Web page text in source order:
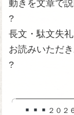
動きを文章で
?
長文・駄文失礼
お読みいただ
?
２０２